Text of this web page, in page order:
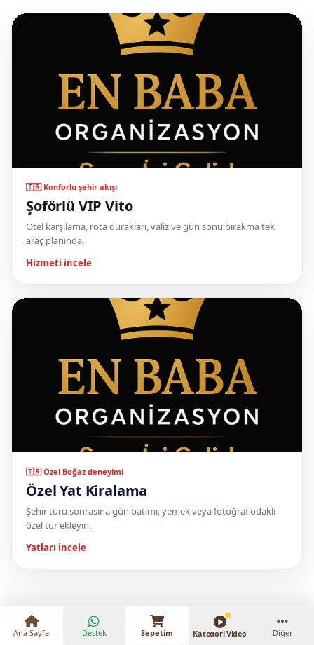
🇹🇷 Konforlu şehir akışı
Şoförlü VIP Vito
Otel karşılama, rota durakları, valiz ve gün sonu bırakma tek
araç planında.
Hizmeti incele
🇹🇷 Özel Boğaz deneyimi
Özel Yat Kiralama
Şehir turu sonrasına gün batımı, yemek veya fotoğraf odaklı
özel tur ekleyin.
Yatları incele
İstanbul’un İki Yakasında Öne
240 € – 1.700 €
Ana Sayfa Destek Sepetim Kategori Video Diğer